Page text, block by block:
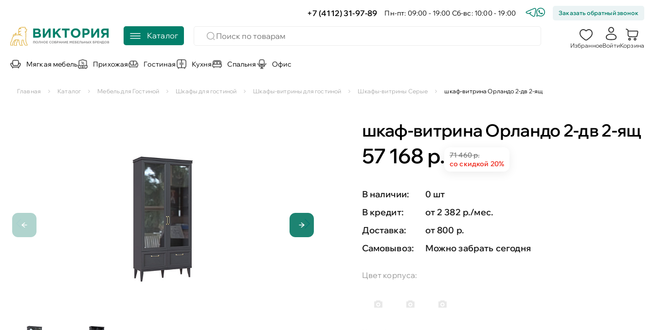
+7 (4112) 31-97-89 Пн-пт: 09:00 - 19:00 Сб-вс: 10:00 - 19:00 Заказать обратный звонок
Каталог
ИзбранноеВойтиКорзина
Мягкая мебель Прихожая Гостиная Кухня Спальня Офис
Главная Каталог Мебель для Гостиной Шкафы для гостиной Шкафы-витрины для гостиной Шкафы-витрины Серые шкаф-витрина Орландо 2-дв 2-ящ
шкаф-витрина Орландо 2-дв 2-ящ
57 168 р.
71 460 р.
со скидкой 20%
В наличии:
0 шт
В кредит:
от 2 382 р./мес.
Доставка:
от 800 р.
Самовывоз:
Можно забрать сегодня
Цвет корпуса: